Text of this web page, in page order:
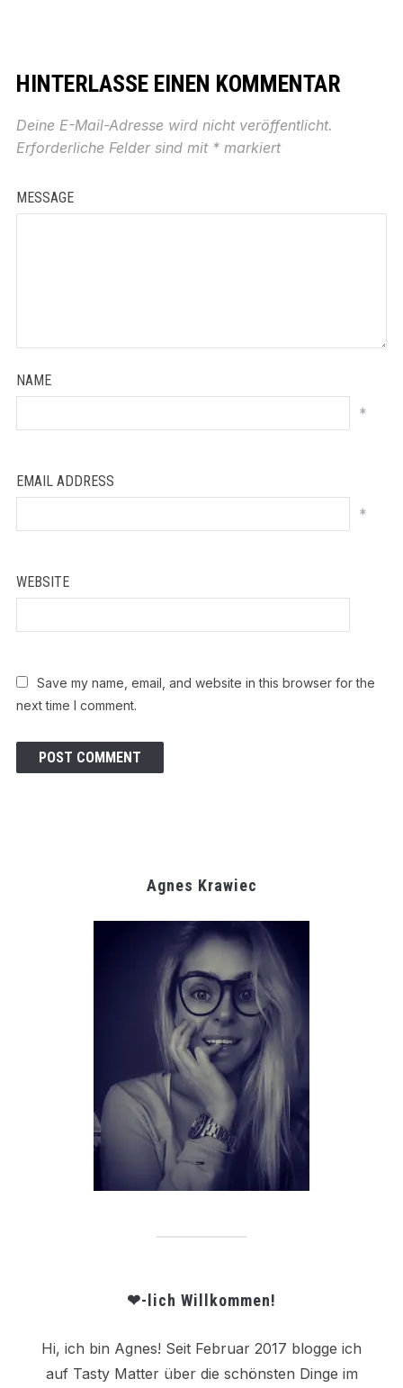
HINTERLASSE EINEN KOMMENTAR
Deine E-Mail-Adresse wird nicht veröffentlicht.
Erforderliche Felder sind mit *markiert
MESSAGE
NAME
*
EMAIL ADDRESS
*
WEBSITE
Save my name, email, and website in this browser for the
next time I comment.
Agnes Krawiec
❤-lich Willkommen!
Hi, ich bin Agnes! Seit Februar 2017 blogge ich
auf Tasty Matter über die schönsten Dinge im